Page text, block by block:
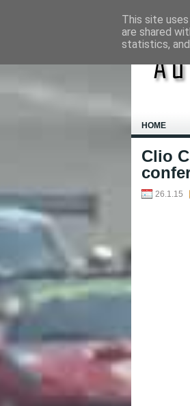
HOME
Clio
26.1.15
This site
are shared
statistics,